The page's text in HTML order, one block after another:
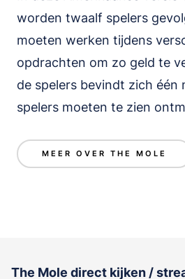
worden twaalf spelers
moeten werken tijdens
opdrachten om zo geld te
de spelers bevindt zich één
spelers moeten te zien
MEER OVER THE MOLE
The Mole direct kijken /